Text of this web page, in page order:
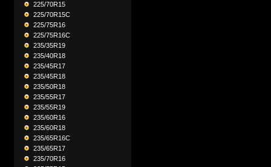
225/70R15
225/70R15C
225/75R16
225/75R16C
235/35R19
235/40R18
235/45R17
235/45R18
235/50R18
235/55R17
235/55R19
235/60R16
235/60R18
235/65R16C
235/65R17
235/70R16